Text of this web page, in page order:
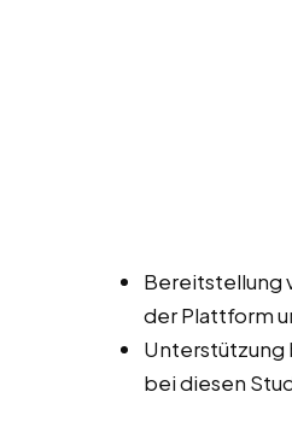
Bereitstellung
der Plattform
Unterstützung
bei diesen